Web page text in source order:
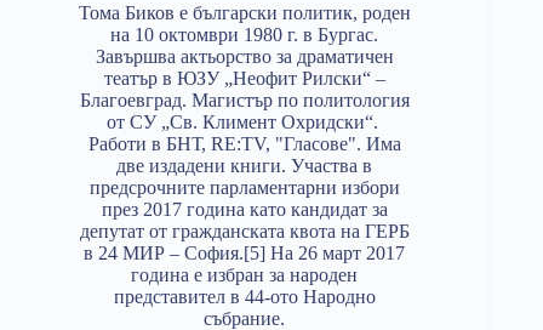
Тома Биков e български политик, роден
на 10 октомври 1980 г. в Бургас.
Завършва актьорство за драматичен
театър в ЮЗУ „Неофит Рилски“ –
Благоевград. Магистър по политология
от СУ „Св. Климент Охридски“.
Работи в БНТ, RE:TV, "Гласове". Има
две издадени книги. Участва в
предсрочните парламентарни избори
през 2017 година като кандидат за
депутат от гражданската квота на ГЕРБ
в 24 МИР – София.[5] На 26 март 2017
година е избран за народен
представител в 44-ото Народно
събрание.